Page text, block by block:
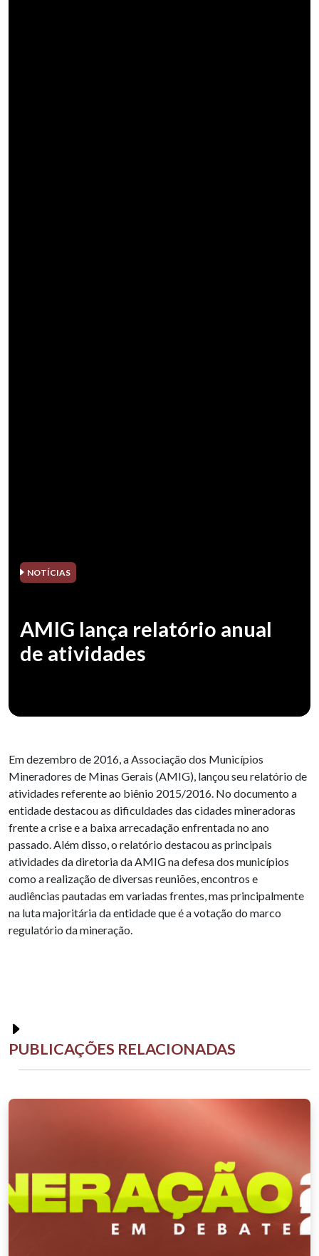
NOTÍCIAS
AMIG lança relatório anual
de atividades
Em dezembro de 2016, a Associação dos Municípios
Mineradores de Minas Gerais (AMIG), lançou seu relatório de
atividades referente ao biênio 2015/2016. No documento a
entidade destacou as dificuldades das cidades mineradoras
frente a crise e a baixa arrecadação enfrentada no ano
passado. Além disso, o relatório destacou as principais
atividades da diretoria da AMIG na defesa dos municípios
como a realização de diversas reuniões, encontros e
audiências pautadas em variadas frentes, mas principalmente
na luta majoritária da entidade que é a votação do marco
regulatório da mineração.
PUBLICAÇÕES RELACIONADAS